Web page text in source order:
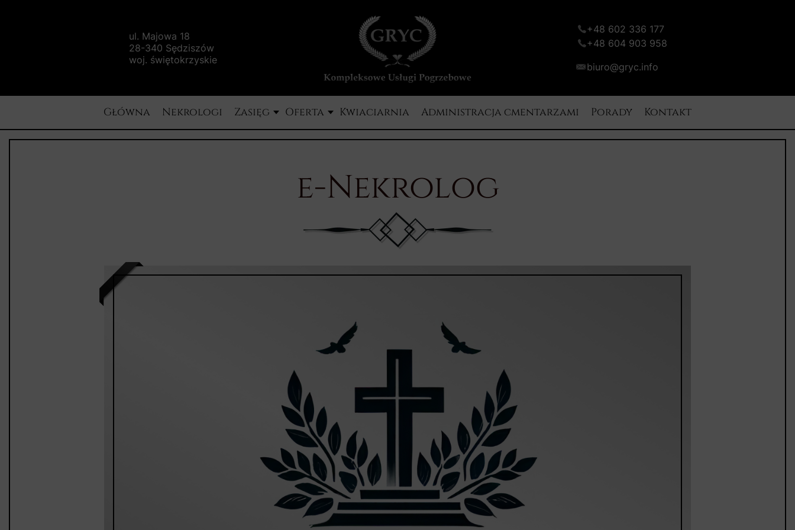
ul. Majowa 18
28-340 Sędziszów
woj. świętokrzyskie
+48 602 336 177
+48 604 903 958
biuro@gryc.info
Główna Nekrologi Zasięg Oferta Kwiaciarnia Administracja cmentarzami Porady Kontakt
e-Nekrolog